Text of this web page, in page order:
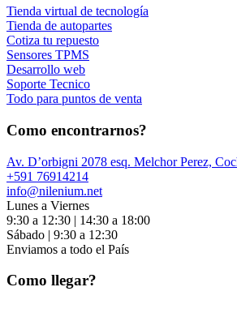
Tienda virtual de tecnología
Tienda de autopartes
Cotiza tu repuesto
Sensores TPMS
Desarrollo web
Soporte Tecnico
Todo para puntos de venta
Como encontrarnos?
Av. D’orbigni 2078 esq. Melchor Perez,
+591 76914214
info@nilenium.net
Lunes a Viernes
9:30 a 12:30 | 14:30 a 18:00
Sábado | 9:30 a 12:30
Enviamos a todo el País
Como llegar?